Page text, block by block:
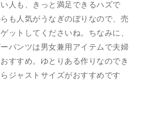
人も、きっと満足できるハズで
も人気がうなぎのぼりなので、売
ットしてくださいね。ちなみに、
パンツは男女兼用アイテムで夫婦
すすめ。ゆとりある作りなのでき
ジャストサイズがおすすめです